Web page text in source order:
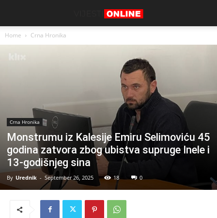
Home Crna Hronika
Crna Hronika
Monstrumu iz Kalesije Emiru Selimoviću 45
godina zatvora zbog ubistva supruge Inele i
13-godišnjeg sina
By Urednik - September 26, 2025 18 0